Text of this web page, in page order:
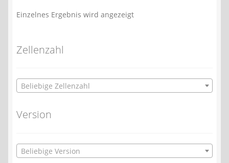
Einzelnes Ergebnis wird angezeigt
Zellenzahl
Beliebige Zellenzahl
Version
Beliebige Version